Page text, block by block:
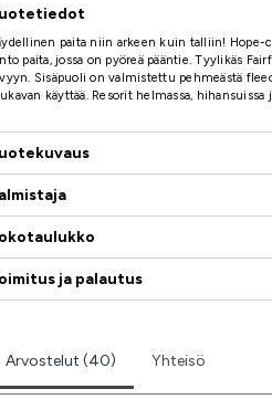
paita niin arkeen kuin talliin! Hope-
paita, jossa on pyöreä pääntie. Tyylikäs
Sisäpuoli on valmistettu pehmeästä
käyttää. Resorit helmassa, hihansuissa
ja palautus
Arvostelut (40) Yhteisö